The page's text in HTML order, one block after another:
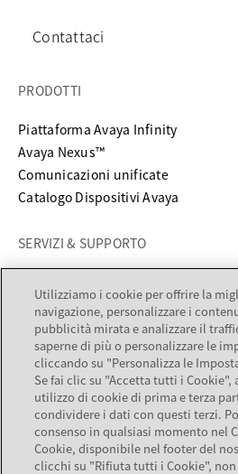
Contattaci
PRODOTTI
Piattaforma Avaya Infinity
Avaya Nexus™
Comunicazioni unificate
Catalogo Dispositivi Avaya
SERVIZI & SUPPORTO
Documentazionesi apre in una
Servizi
Partner locator
AZIENDA
Informazioni su Avaya
Opportunità di lavoro
Utilizziamo i cookie per offrire la
navigazione, personalizzare i
pubblicità mirata e analizzare il
saperne di più o personalizzare le
cliccando su "Personalizza le
Se fai clic su "Accetta tutti i Cookie",
utilizzo di cookie di prima e terza
condividere i dati con questi terzi.
consenso in qualsiasi momento nel
Cookie, disponibile nel footer del
clicchi su "Rifiuta tutti i Cookie",